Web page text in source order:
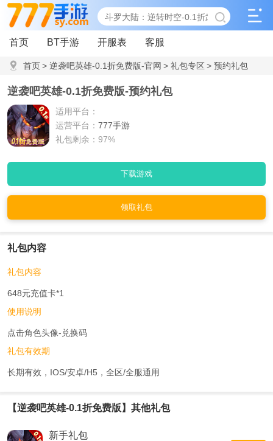
首页 BT手游 开服表 客服
首页> 逆袭吧英雄-0.1折免费版-官网 > 礼包专区 > 预约礼包
逆袭吧英雄-0.1折免费版-预约礼包
适用平台：
运营平台： 777手游
礼包剩余：97%
下载游戏
领取礼包
礼包内容
礼包内容
648元充值卡*1
使用说明
点击角色头像-兑换码
礼包有效期
长期有效，IOS/安卓/H5，全区/全服通用
【逆袭吧英雄-0.1折免费版】其他礼包
新手礼包